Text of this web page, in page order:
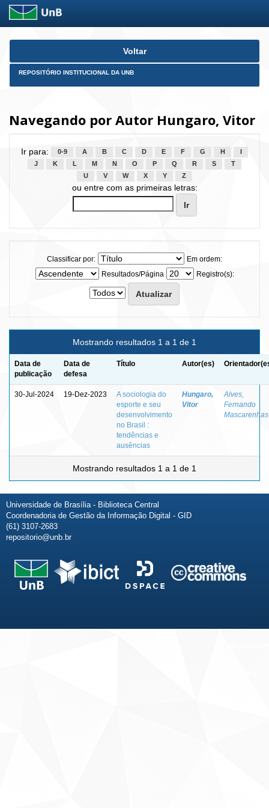
Skip
Voltar
REPOSITÓRIO INSTITUCIONAL DA UNB
Navegando por Autor Hungaro, Vitor
Ir para: 0-9 A B C D E F G H
J
K L M N O P Q R S
T
U
V W X Y Z
ou entre com as primeiras letras:
Classificar por:
Em ordem:
Resultados/Página
Registro(s):
Mostrando resultados 1 a 1 de 1
Data de
publicação
Data de
defesa
Título Autor(es)
30-Jul-2024 19-Dez-2023
A sociologia do
esporte e seu
desenvolvimento
no Brasil :
tendências e
ausências
Hungaro,
Vitor
Alves,
Fernando
Mascarenhas
Mostrando resultados 1 a 1 de 1
Universidade de Brasília - Biblioteca Central
Coordenadoria de Gestão da Informação Digital - GID
(61) 3107-2683
repositorio@unb.br